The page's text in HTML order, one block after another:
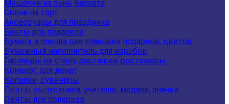
Мешочки из льна, бархата
Свечи на торт
Аксессуары для праздника
Банты для подарков
Бумага и пленка для упаковки подарков, цветов
Бумажный наполнитель для коробок
Гирлянды на стену, растяжки, ростомеры
Конверт для денег
Копилки, сувениры
Ленты выпускника, учителю, медали, значки
Ленты для подарков